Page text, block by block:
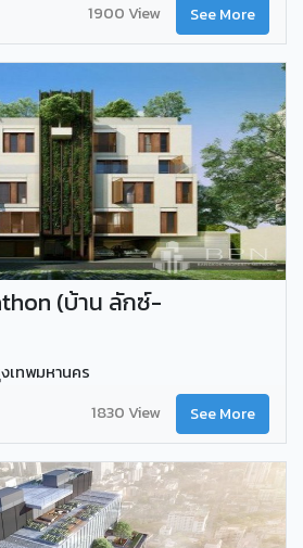
1900 View See More
(บ้าน ลักซ์-
เทพมหานคร
1830 View See More